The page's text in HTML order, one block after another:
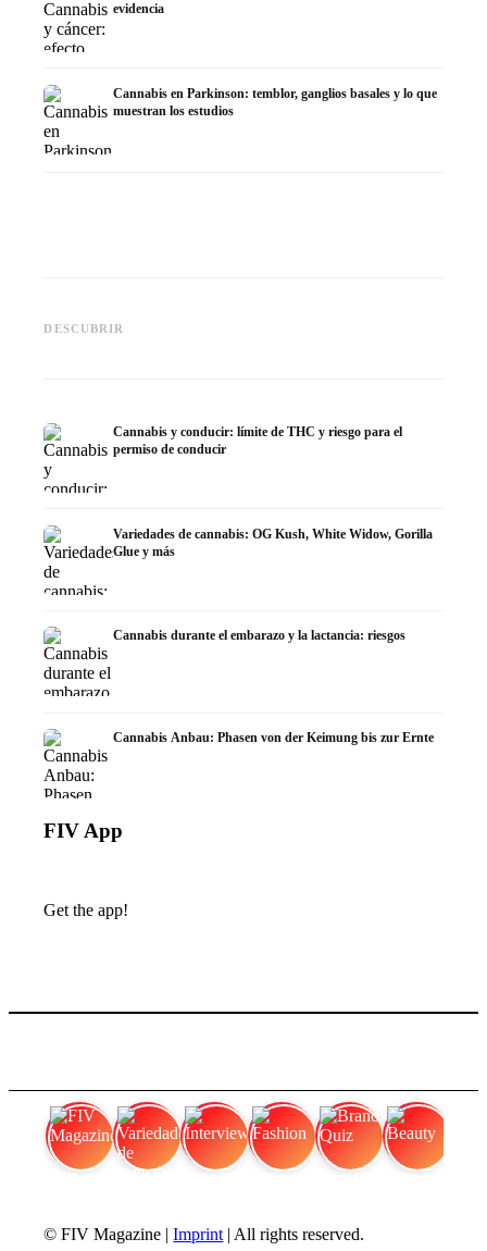
evidencia
Cannabis en Parkinson: temblor, ganglios basales y lo que
muestran los estudios
DESCUBRIR
muestran los estudios
Cannabis y conducir: límite de THC y riesgo para el
permiso de conducir
Variedades de cannabis: OG Kush, White Widow, Gorilla
Glue y más
Cannabis durante el embarazo y la lactancia: riesgos
Cannabis Anbau: Phasen von der Keimung bis zur Ernte
FIV App
Get the app!
© FIV Magazine |Imprint | All rights reserved.